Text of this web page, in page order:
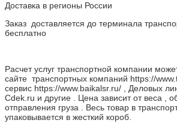
Доставка в регионы России
Заказ доставляется до терминала
бесплатно
Расчет услуг транспортной компании
сайте транспортных компаний https://
сервис https://www.baikalsr.ru/ , Деловых
Cdek.ru и другие . Цена зависит от веса ,
отправления груза . Весь товар в
упаковывается в жесткий короб.